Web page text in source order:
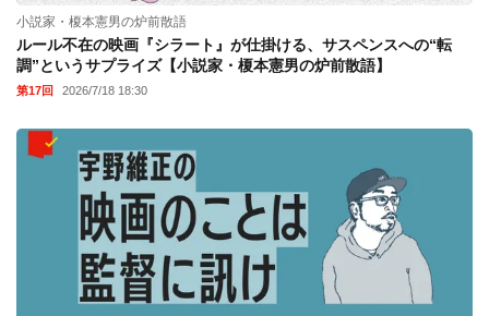
小説家・榎本憲男の炉前散語
ルール不在の映画『シラート』が仕掛ける、サスペンスへの“転
調”というサプライズ【小説家・榎本憲男の炉前散語】
第17回 2026/7/18 18:30